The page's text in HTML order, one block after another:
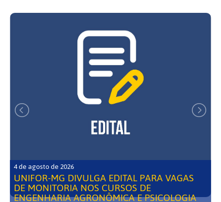
4 de agosto de 2026
UNIFOR-MG DIVULGA EDITAL PARA VAGAS
DE MONITORIA NOS CURSOS DE
ENGENHARIA AGRONÔMICA E PSICOLOGIA